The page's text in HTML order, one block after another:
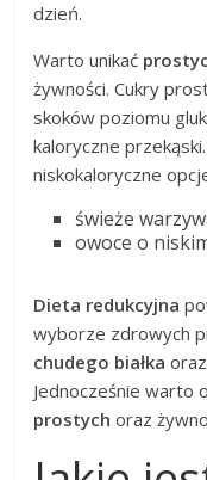
dzień.
Warto unikać
żywności. Cukry
skoków poziomu
kaloryczne
niskokaloryczne
świeże
owoce o
Dieta redukcyjna
wyborze zdrowych
chudego białka oraz
Jednocześnie warto
prostych oraz